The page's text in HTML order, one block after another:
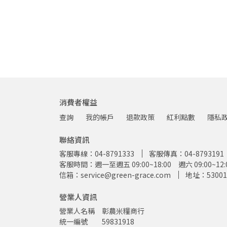
消費者權益
查詢 我的帳戶 退款政策 紅利點數 隱私
聯絡資訊
客服專線：04-8791333
客服傳真：04-8793191
客服時間：週一至週五 09:00~18:00 週六
信箱：service@green-grace.com
地址：
營業人資訊
營業人名稱　彰農米糧商行
統一編號　　59831918